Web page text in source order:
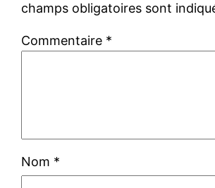
champs obligatoires sont
Commentaire *
Nom *